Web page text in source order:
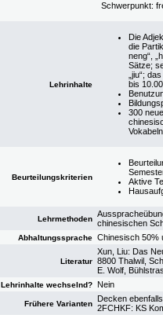
Schwerpunkt:
Lehrinhalte
Die
die
neng“,
Sätze;
„jiu“;
bis
300
Beurteilungskriterien
Aktive
Lehrmethoden chinesischen
Abhaltungssprache Chinesisch 50%
Literatur
Xun, Liu: Das
8800 Thalwil,
E. Wolf,
Lehrinhalte wechselnd? Nein
Frühere Varianten
Decken
2FCHKF: KS